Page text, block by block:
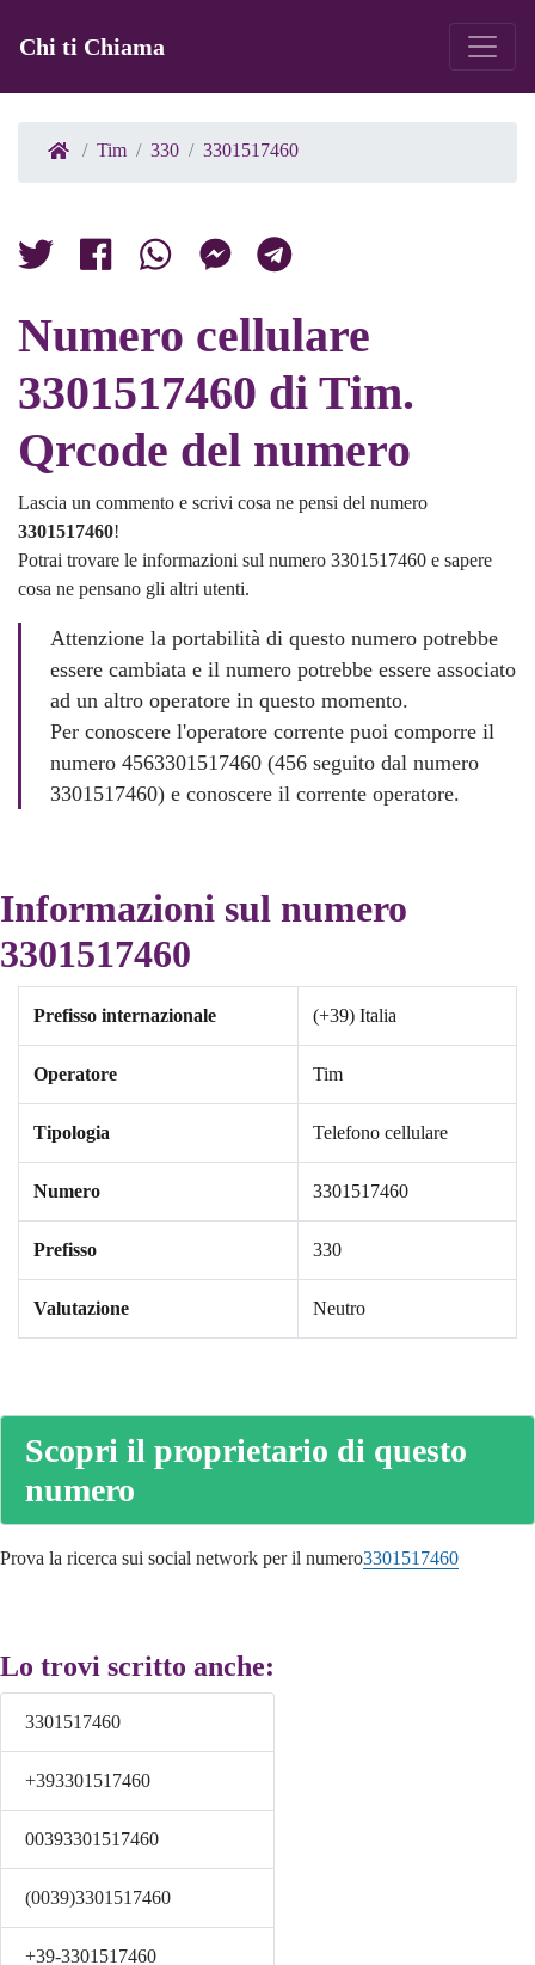
Chi ti Chiama
Tim 330 3301517460
Numero cellulare
3301517460 di Tim.
Qrcode del numero
Lascia un commento e scrivi cosa ne pensi del numero
3301517460!
Potrai trovare le informazioni sul numero 3301517460 e sapere
cosa ne pensano gli altri utenti.
Attenzione la portabilità di questo numero potrebbe
essere cambiata e il numero potrebbe essere associato
ad un altro operatore in questo momento.
Per conoscere l'operatore corrente puoi comporre il
numero 4563301517460 (456 seguito dal numero
3301517460) e conoscere il corrente operatore.
Informazioni sul numero
3301517460
Prefisso internazionale (+39) Italia
Operatore Tim
Tipologia Telefono cellulare
Numero 3301517460
Prefisso 330
Valutazione Neutro
Scopri il proprietario di questo
numero
Prova la ricerca sui social network per il numero3301517460
Lo trovi scritto anche:
3301517460
+393301517460
00393301517460
(0039)3301517460
+39-3301517460